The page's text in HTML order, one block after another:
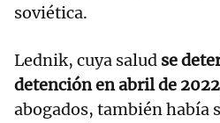
soviética.
Lednik, cuya salud se
detención en abril de 2022
abogados, también había